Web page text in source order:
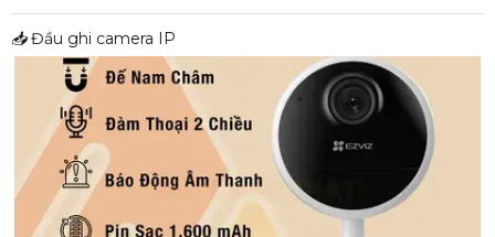
📥Đầu ghi camera IP